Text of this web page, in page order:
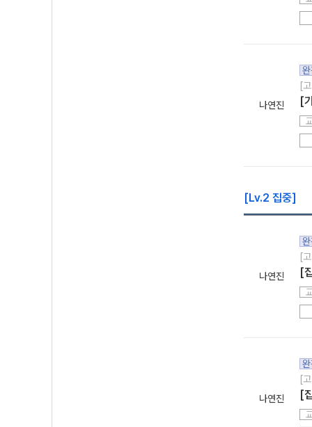
나연진
[
[
[Lv.2 집중]
나연진
[
[
나연진
[
[